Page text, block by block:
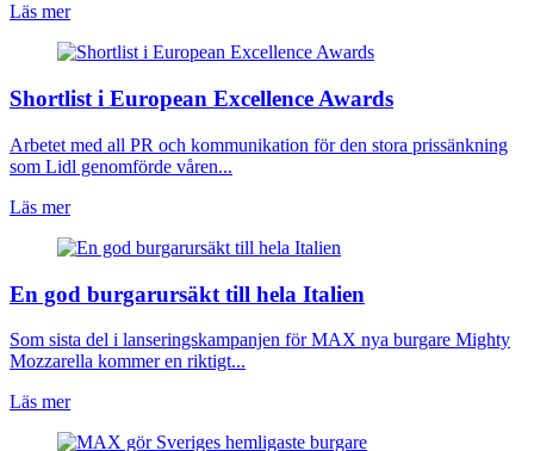
Läs mer
Shortlist i European Excellence Awards
Arbetet med all PR och kommunikation för den stora prissänkning
som Lidl genomförde våren...
Läs mer
En god burgarursäkt till hela Italien
Som sista del i lanseringskampanjen för MAX nya burgare Mighty
Mozzarella kommer en riktigt...
Läs mer